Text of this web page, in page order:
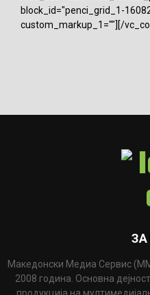
block_id="penci_grid_1-
custom_markup_1=""][/
Македонски Медиа Сервис
2008 година. Основна